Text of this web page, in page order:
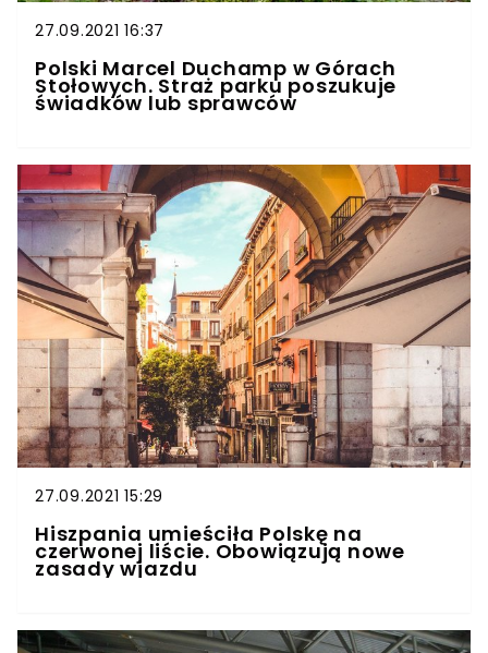
27.09.2021 16:37
Polski Marcel Duchamp w Górach
Stołowych. Straż parku poszukuje
świadków lub sprawców
27.09.2021 15:29
Hiszpania umieściła Polskę na
czerwonej liście. Obowiązują nowe
zasady wjazdu